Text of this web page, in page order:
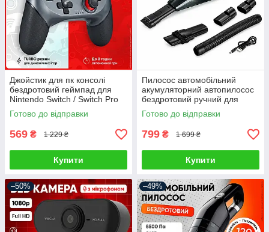
Джойстик для пк консолі
бездротовий геймпад для
Nintendo Switch / Switch Pro
Android Windows PC
контролер ігровий джойстік
Готово до відправки
569 ₴ 1 229 ₴
Купити
Пилосос автомобільний
акумуляторний автопилосос
бездротовий ручний для
сухого та вологого
прибирання міні
автопилососи для салону
Готово до відправки
799 ₴ 1 699 ₴
Купити
–50% –49%